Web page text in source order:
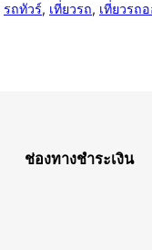
รถทัวร์, เที่ยวรถ, เที่ยวรถ
ช่องทางชำระเงิน